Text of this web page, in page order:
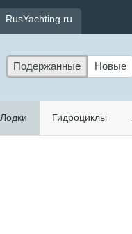
RusYachting.ru
Подержанные Новые
Лодки Гидроциклы